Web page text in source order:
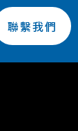
聯繫我們